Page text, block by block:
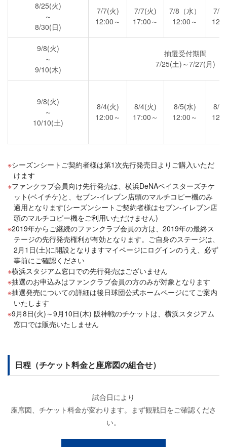
8/25(火)
～
8/30(日)
7/7(火)
12:00～
7/7(火)
17:00～
7/8（水）
12:00～
7/
9/8(火)
～
9/10(木)
抽選受付期間
7/25(土)～7/27(月)
9/8(火)
～
10/10(土)
8/4(火)
12:00～
8/4(火)
17:00～
8/5(水)
12:00～
8/
シーズンシートご契約者様は第1次先行発売日よりご購入いただ
けます
ファンクラブ会員向け先行発売は、横浜DeNAベイスターズチケ
ット(ベイチケ)と、セブン-イレブン店頭のマルチコピー機のみ
適用となります(シーズンシートご契約者様はセブン-イレブン店
頭のマルチコピー機をご利用いただけません)
2019年からご継続のファンクラブ会員の方は、2019年の最終ス
テージの先行発売権利が有効となります。ご自身のステージは、
2月1日(土)に開設となりますマイページにログインのうえ、必ず
事前にご確認ください
横浜スタジアム窓口での先行発売はございません
抽選のお申込みはファンクラブ会員の方のみが対象となります
抽選発売についての詳細は後日球団公式ホームページにてご案内
いたします
9月8日(火)～9月10日(木) 阪神戦のチケットは、横浜スタジアム
窓口では販売いたしません
日程（チケット料金と座席図の組合せ）
試合日により
座席図、チケット料金が変わります。まず観戦日をご確認くださ
い。